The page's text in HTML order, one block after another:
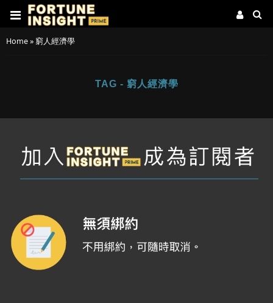
Home»窮人經濟學
TAG - 窮人經濟學